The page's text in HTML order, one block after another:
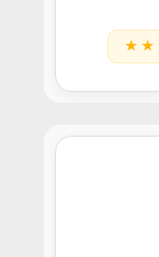
★ ★